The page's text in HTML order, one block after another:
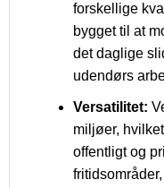
forskellige
bygget til at
det daglige
udendørs
Versatilitet:
miljøer,
offentligt og